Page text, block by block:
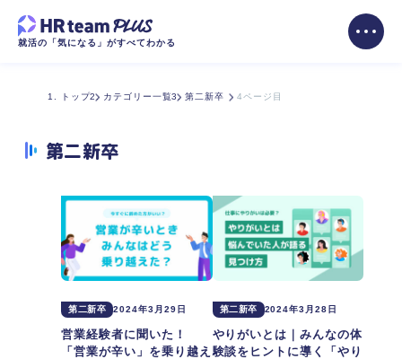
就活の「気になる」がすべてわかる
トップ カテゴリー一覧 第二新卒 4ページ目
第二新卒
第二新卒 2024年3月29日
営業経験者に聞いた！
「営業が辛い」を乗り越え
第二新卒 2024年3月28日
やりがいとは｜みんなの体
験談をヒントに導く「やり